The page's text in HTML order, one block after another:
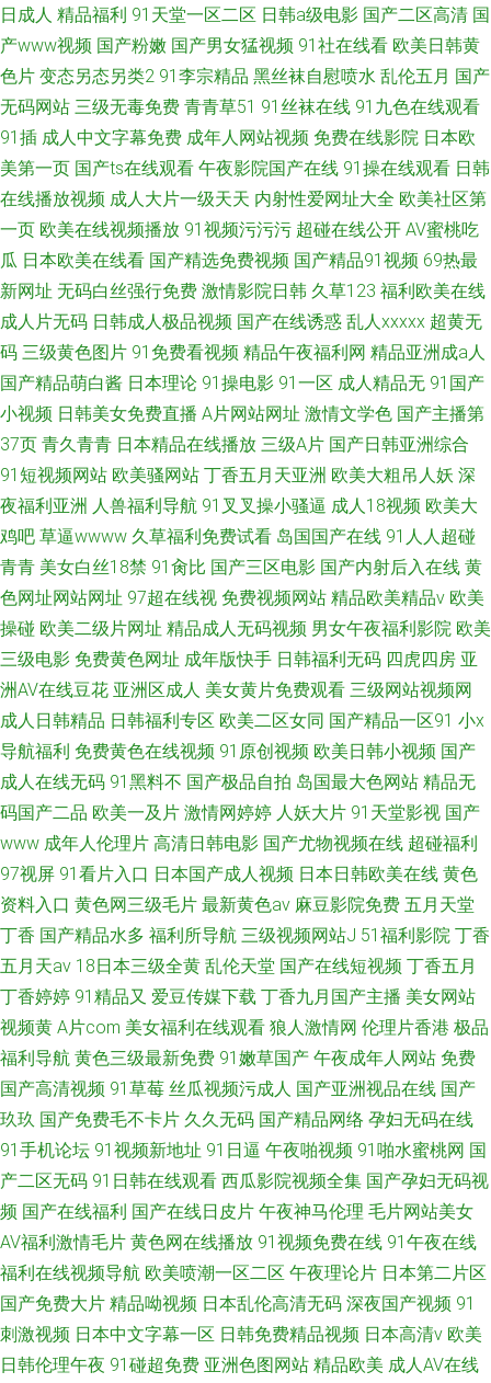
日成人 精品福利 91天堂一区二区 日韩a级电影 国产二区高清 国
产www视频 国产粉嫩 国产男女猛视频 91社在线看 欧美日韩黄
色片 变态另态另类2 91李宗精品 黑丝袜自慰喷水 乱伦五月 国产
无码网站 三级无毒免费 青青草51 91丝袜在线 91九色在线观看
91插 成人中文字幕免费 成年人网站视频 免费在线影院 日本欧
美第一页 国产ts在线观看 午夜影院国产在线 91操在线观看 日韩
在线播放视频 成人大片一级天天 内射性爱网址大全 欧美社区第
一页 欧美在线视频播放 91视频污污污 超碰在线公开 AV蜜桃吃
瓜 日本欧美在线看 国产精选免费视频 国产精品91视频 69热最
新网址 无码白丝强行免费 激情影院日韩 久草123 福利欧美在线
成人片无码 日韩成人极品视频 国产在线诱惑 乱人xxxxx 超黄无
码 三级黄色图片 91免费看视频 精品午夜福利网 精品亚洲成a人
国产精品萌白酱 日本理论 91操电影 91一区 成人精品无 91国产
小视频 日韩美女免费直播 A片网站网址 激情文学色 国产主播第
37页 青久青青 日本精品在线播放 三级A片 国产日韩亚洲综合
91短视频网站 欧美骚网站 丁香五月天亚洲 欧美大粗吊人妖 深
夜福利亚洲 人兽福利导航 91叉叉操小骚逼 成人18视频 欧美大
鸡吧 草逼wwww 久草福利免费试看 岛国国产在线 91人人超碰
青青 美女白丝18禁 91肏比 国产三区电影 国产内射后入在线 黄
色网址网站网址 97超在线视 免费视频网站 精品欧美精品v 欧美
操碰 欧美二级片网址 精品成人无码视频 男女午夜福利影院 欧美
三级电影 免费黄色网址 成年版快手 日韩福利无码 四虎四房 亚
洲AV在线豆花 亚洲区成人 美女黄片免费观看 三级网站视频网
成人日韩精品 日韩福利专区 欧美二区女同 国产精品一区91 小x
导航福利 免费黄色在线视频 91原创视频 欧美日韩小视频 国产
成人在线无码 91黑料不 国产极品自拍 岛国最大色网站 精品无
码国产二品 欧美一及片 激情网婷婷 人妖大片 91天堂影视 国产
www 成年人伦理片 高清日韩电影 国产尤物视频在线 超碰福利
97视屏 91看片入口 日本国产成人视频 日本日韩欧美在线 黄色
资料入口 黄色网三级毛片 最新黄色av 麻豆影院免费 五月天堂
丁香 国产精品水多 福利所导航 三级视频网站J 51福利影院 丁香
五月天av 18日本三级全黄 乱伦天堂 国产在线短视频 丁香五月
丁香婷婷 91精品又 爱豆传媒下载 丁香九月国产主播 美女网站
视频黄 A片com 美女福利在线观看 狼人激情网 伦理片香港 极品
福利导航 黄色三级最新免费 91嫩草国产 午夜成年人网站 免费
国产高清视频 91草莓 丝瓜视频污成人 国产亚洲视品在线 国产
玖玖 国产免费毛不卡片 久久无码 国产精品网络 孕妇无码在线
91手机论坛 91视频新地址 91日逼 午夜啪视频 91啪水蜜桃网 国
产二区无码 91日韩在线观看 西瓜影院视频全集 国产孕妇无码视
频 国产在线福利 国产在线日皮片 午夜神马伦理 毛片网站美女
AV福利激情毛片 黄色网在线播放 91视频免费在线 91午夜在线
福利在线视频导航 欧美喷潮一区二区 午夜理论片 日本第二片区
国产免费大片 精品呦视频 日本乱伦高清无码 深夜国产视频 91
刺激视频 日本中文字幕一区 日韩免费精品视频 日本高清v 欧美
日韩伦理午夜 91碰超免费 亚洲色图网站 精品欧美 成人AV在线